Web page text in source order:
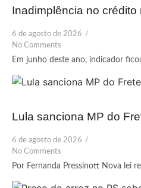
Inadimplência no
6 de agosto de 2026 /
No Comments
Em junho deste ano, indicador
Lula sanciona MP do
6 de agosto de 2026 /
No Comments
Por Fernanda Pressinott Nova lei